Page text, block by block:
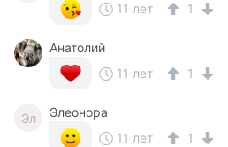
11 лет
1
Анатолий
11 лет
1
Эл
Элеонора
11 лет
1